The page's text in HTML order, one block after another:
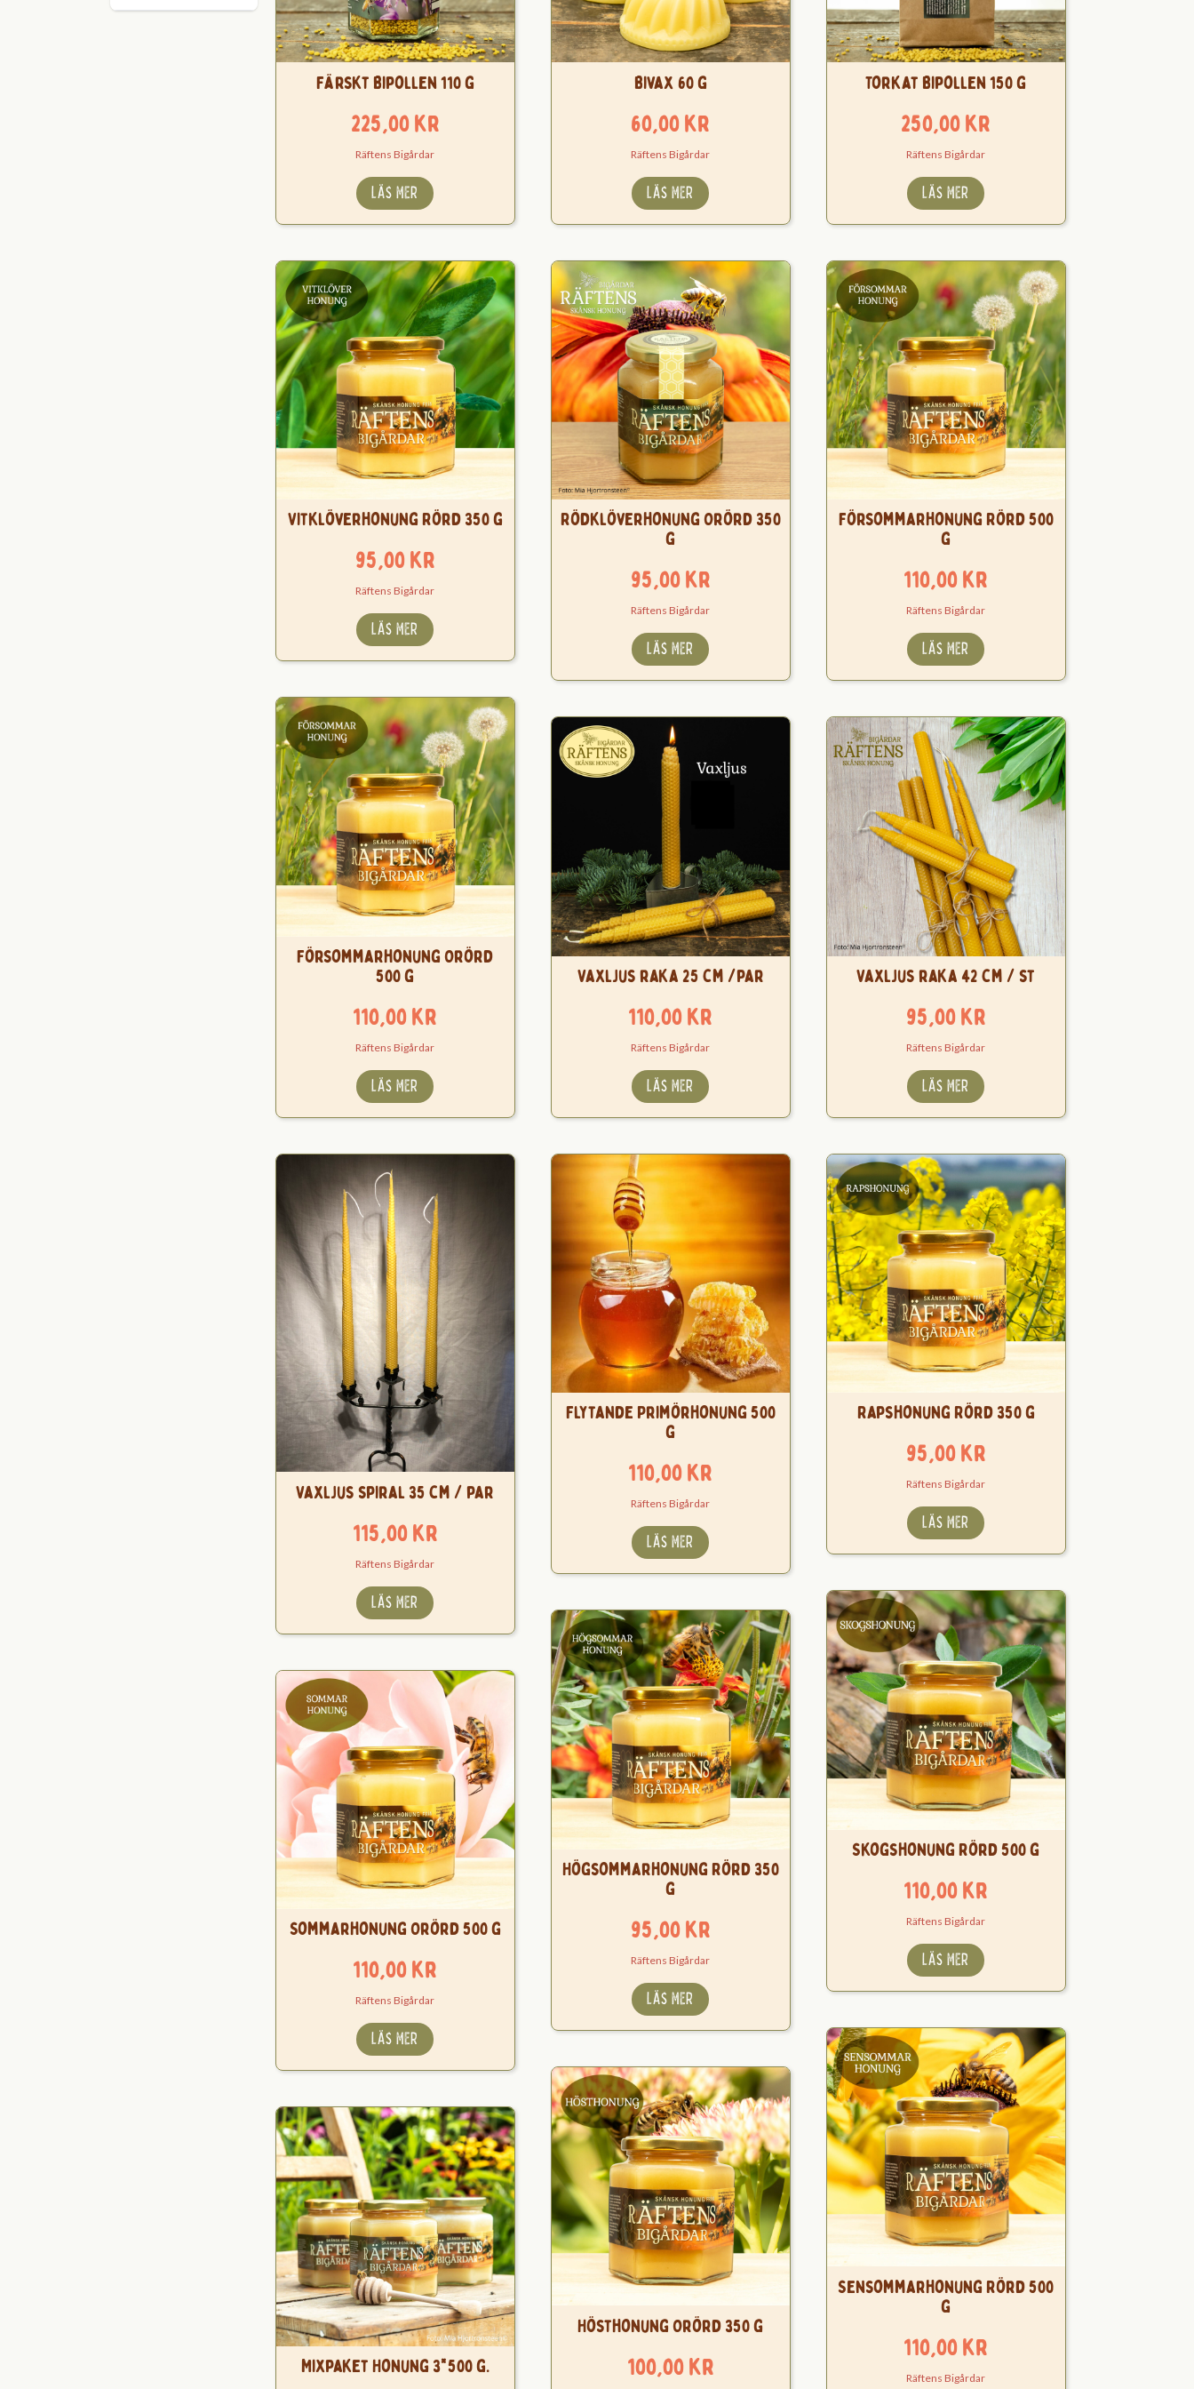
Färskt Bipollen 110 g
225,00kr
Räftens Bigårdar
LÄS MER
Bivax 60 g
60,00kr
Räftens Bigårdar
LÄS MER
Torkat Bipollen 150 g
250,00kr
Räftens Bigårdar
LÄS MER
Vitklöverhonung Rörd 350 g
95,00kr
Räftens Bigårdar
LÄS MER
Rödklöverhonung Orörd 350
g
95,00kr
Räftens Bigårdar
LÄS MER
Försommarhonung Rörd 500
g
110,00kr
Räftens Bigårdar
LÄS MER
Försommarhonung Orörd
500 g
110,00kr
Räftens Bigårdar
LÄS MER
Vaxljus raka 25 cm /par
110,00kr
Räftens Bigårdar
LÄS MER
Vaxljus raka 42 cm / st
95,00kr
Räftens Bigårdar
LÄS MER
Vaxljus spiral 35 cm / par
115,00kr
Räftens Bigårdar
LÄS MER
Flytande Primörhonung 500
g
110,00kr
Räftens Bigårdar
LÄS MER
Rapshonung Rörd 350 g
95,00kr
Räftens Bigårdar
LÄS MER
Skogshonung Rörd 500 g
110,00kr
Räftens Bigårdar
LÄS MER
Högsommarhonung Rörd 350
g
95,00kr
Räftens Bigårdar
LÄS MER
Sommarhonung Orörd 500 g
110,00kr
Räftens Bigårdar
LÄS MER
Sensommarhonung Rörd 500
g
110,00kr
Räftens Bigårdar
Hösthonung Orörd 350 g
100,00kr
Mixpaket Honung 3*500 g.